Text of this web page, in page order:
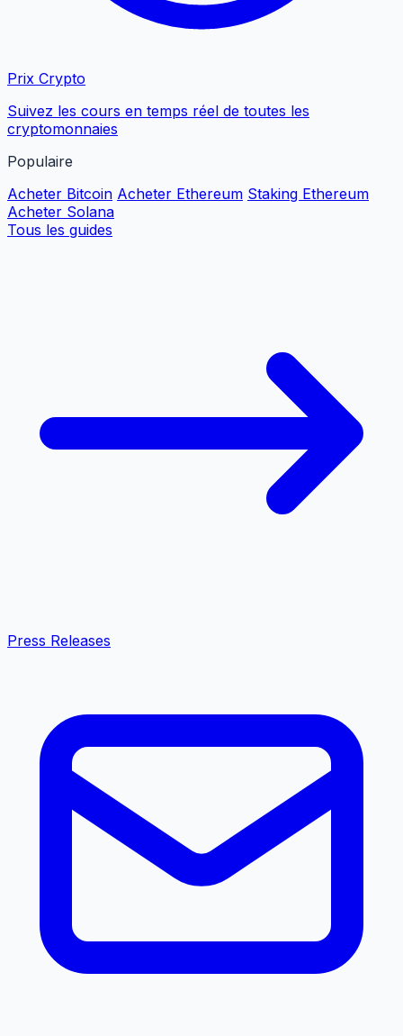
Prix Crypto
Suivez les cours en temps réel de toutes les
cryptomonnaies
Populaire
Acheter Bitcoin Acheter Ethereum Staking Ethereum
Acheter Solana
Tous les guides
Press Releases